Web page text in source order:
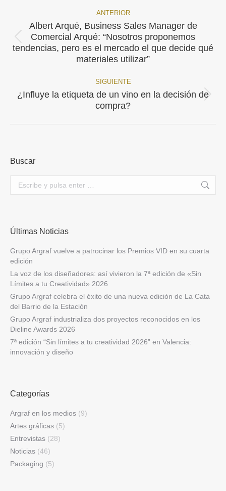
Navegación
entre
publicaciones
ANTERIOR
Publicación
anterior:
Albert Arqué, Business Sales Manager de
Comercial Arqué: “Nosotros proponemos
tendencias, pero es el mercado el que decide qué
materiales utilizar”
SIGUIENTE
Publicación
siguiente:
¿Influye la etiqueta de un vino en la decisión de
compra?
Buscar
Últimas Noticias
Grupo Argraf vuelve a patrocinar los Premios VID en su cuarta
edición
La voz de los diseñadores: así vivieron la 7ª edición de «Sin
Límites a tu Creatividad» 2026
Grupo Argraf celebra el éxito de una nueva edición de La Cata
del Barrio de la Estación
Grupo Argraf industrializa dos proyectos reconocidos en los
Dieline Awards 2026
7ª edición “Sin límites a tu creatividad 2026” en Valencia:
innovación y diseño
Categorías
Argraf en los medios (9)
Artes gráficas (5)
Entrevistas (28)
Noticias (46)
Packaging (5)